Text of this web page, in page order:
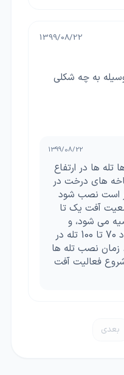
1399/08/22
به چه شکلی
1399/08/22
ها در ارتفاع
متری شاخه های درخت در
است نصب شود
آفت یک تا
می شود، و
بمنظور شکار انبوه تعداد 70 تا 100 تله در
نصب تله ها
از شروع فعالیت آفت
بعدی